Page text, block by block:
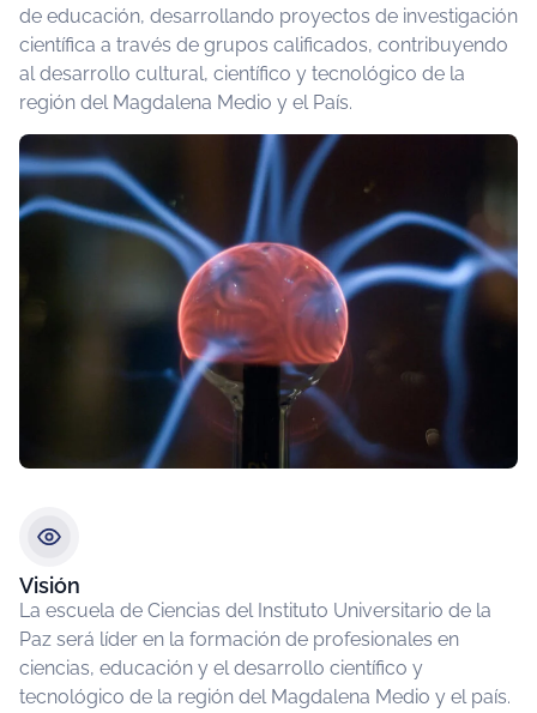
de educación, desarrollando proyectos de investigación
científica a través de grupos calificados, contribuyendo
al desarrollo cultural, científico y tecnológico de la
región del Magdalena Medio y el País.
Visión
La escuela de Ciencias del Instituto Universitario de la
Paz será líder en la formación de profesionales en
ciencias, educación y el desarrollo científico y
tecnológico de la región del Magdalena Medio y el país.